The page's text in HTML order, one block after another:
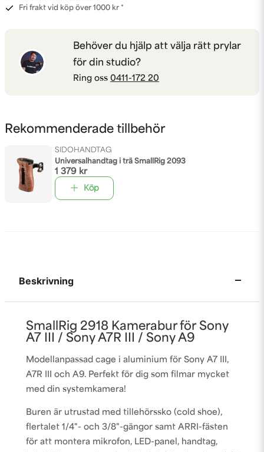
Fri frakt vid köp över 1000 kr *
Behöver du hjälp att välja rätt prylar
för din studio?
Ring oss 0411-172 20
Rekommenderade tillbehör
SIDOHANDTAG
Universalhandtag i trä SmallRig 2093
1 379 kr
Köp
Beskrivning
SmallRig 2918 Kamerabur för Sony
A7 III / Sony A7R III / Sony A9
Modellanpassad cage i aluminium för Sony A7 III,
A7R III och A9. Perfekt för dig som filmar mycket
med din systemkamera!
Buren är utrustad med tillehörssko (cold shoe),
flertalet 1/4"- och 3/8"-gängor samt ARRI-fästen
för att montera mikrofon, LED-panel, handtag,